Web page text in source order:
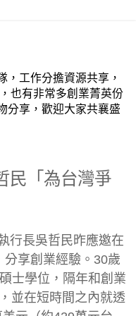
，工作分擔資源共享，
也有非常多創業菁英份
分享，歡迎大家共襄盛
民「為台灣爭
行長吳哲民昨應邀在
享創業經驗。30歲
士學位，隔年和創業
並在短時間之內就透